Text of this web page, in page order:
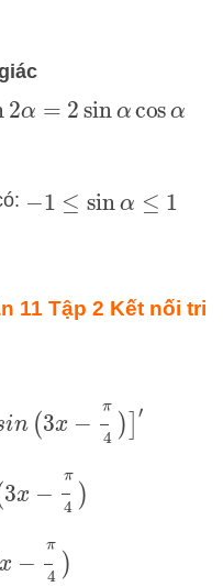
2α=2 sinαcosα
−1≤sinα≤1
11 Tập 2 Kết nối tri
− 4)
π